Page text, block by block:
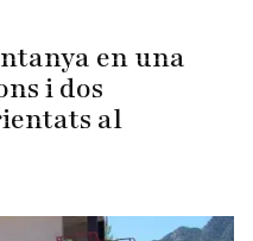
en una
i dos
al